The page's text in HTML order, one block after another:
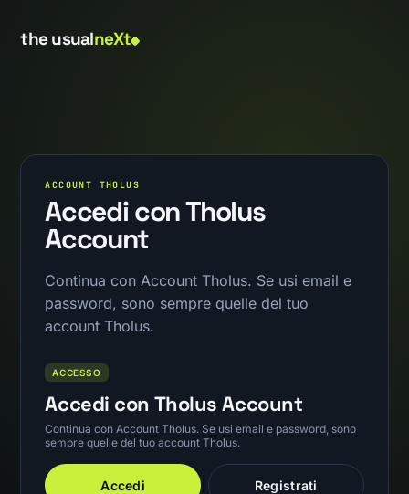
the usualneXt
ACCOUNT THOLUS
Accedi con Tholus
Account
Continua con Account Tholus. Se usi email e
password, sono sempre quelle del tuo
account Tholus.
ACCESSO
Accedi con Tholus Account
Continua con Account Tholus. Se usi email e password, sono
sempre quelle del tuo account Tholus.
Accedi Registrati